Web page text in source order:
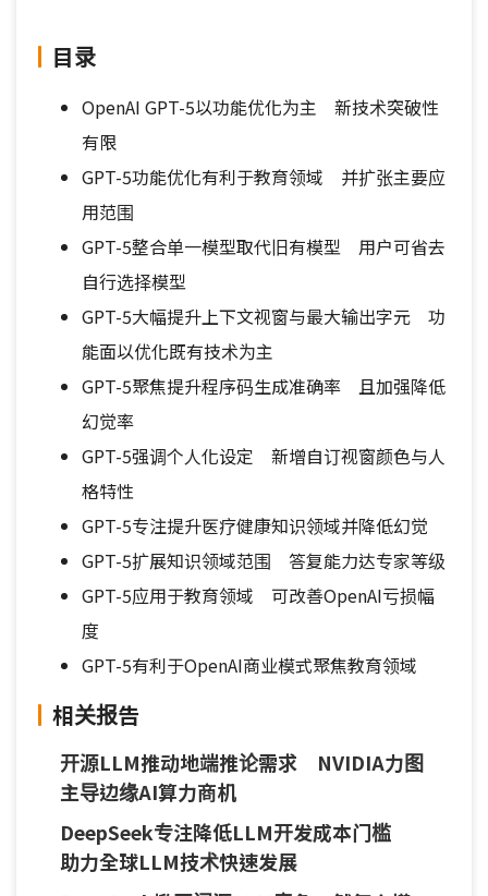
目录
OpenAI GPT-5以功能优化为主 新技术突破性
有限
GPT-5功能优化有利于教育领域 并扩张主要应
用范围
GPT-5整合单一模型取代旧有模型 用户可省去
自行选择模型
GPT-5大幅提升上下文视窗与最大输出字元 功
能面以优化既有技术为主
GPT-5聚焦提升程序码生成准确率 且加强降低
幻觉率
GPT-5强调个人化设定 新增自订视窗颜色与人
格特性
GPT-5专注提升医疗健康知识领域并降低幻觉
GPT-5扩展知识领域范围 答复能力达专家等级
GPT-5应用于教育领域 可改善OpenAI亏损幅
度
GPT-5有利于OpenAI商业模式聚焦教育领域
相关报告
开源LLM推动地端推论需求 NVIDIA力图
主导边缘AI算力商机
DeepSeek专注降低LLM开发成本门槛
助力全球LLM技术快速发展